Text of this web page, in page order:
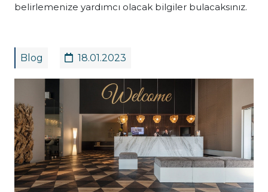
belirlemenize yardımcı olacak bilgiler bulacaksınız.
Blog 18.01.2023